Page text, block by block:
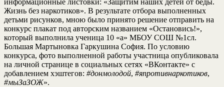
Жизнь без наркотиков». В результате отбора выполненных
детьми рисунков, мною было принято решение отправить на
конкурс плакат под авторским названием «Остановись!»,
который выполнила ученица 10 «а» МБОУ СОШ №1сл.
Большая Мартыновка Гаркушина София. По условию
конкурса, фото выполненной работы участница опубликовала
на личной странице в социальных сетях «ВКонтакте» с
добавлением хэштегов: #донмолодой, #япротивнаркотиков,
#мыЗаЗОЖ».